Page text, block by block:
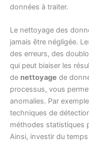
données à traiter.
Le nettoyage des
jamais être négligée.
des erreurs, des
qui peut biaiser les
de nettoyage de
processus, vous
anomalies. Par
techniques de
méthodes statistiques
Ainsi, investir du